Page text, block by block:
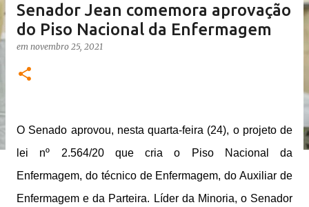
Senador Jean comemora aprovação
do Piso Nacional da Enfermagem
em novembro 25, 2021
O Senado aprovou, nesta quarta-feira (24), o projeto de
lei nº 2.564/20 que cria o Piso Nacional da
Enfermagem, do técnico de Enfermagem, do Auxiliar de
Enfermagem e da Parteira. Líder da Minoria, o Senador